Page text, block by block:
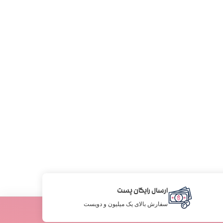
ارسال رایگان پست
سفارش بالای یک میلیون و دویست